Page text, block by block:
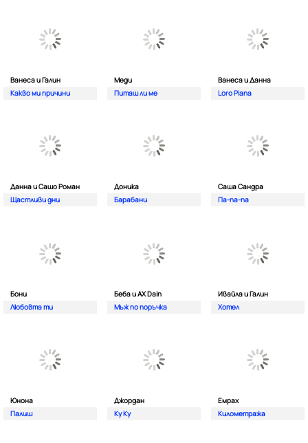
Ванеса и Галин
Какво ми причини
Меди
Питаш ли ме
Ванеса и Данна
Loro Piana
Данна и Сашо Роман
Щастливи дни
Доника
Барабани
Саша Сандра
Па-па-па
Бони
Любовта ти
Беба и AX Dain
Мъж по поръчка
Ивайла и Галин
Хотел
Юнона
Палиш
Джордан
Ку Ку
Емрах
Километража